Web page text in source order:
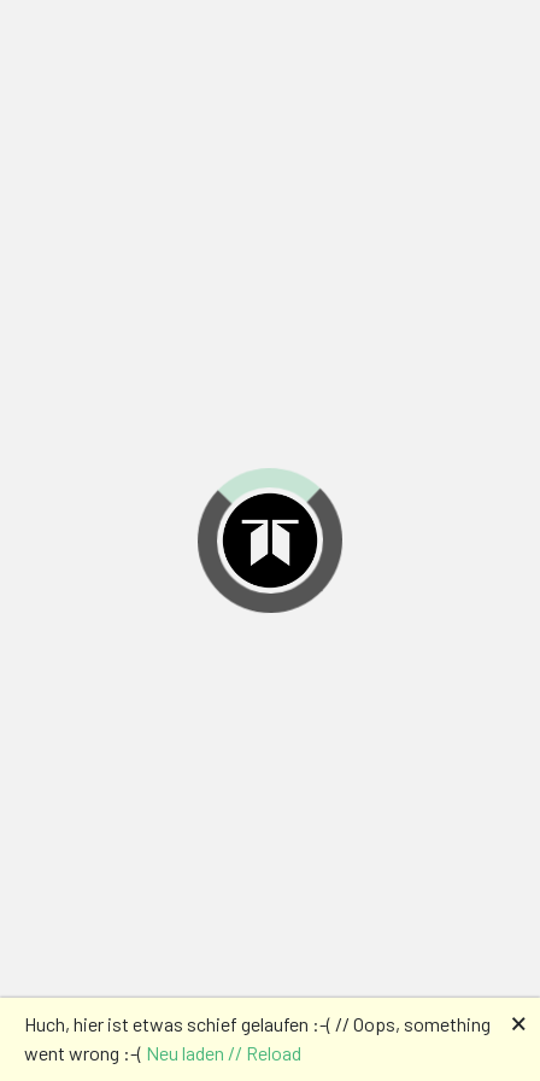
Huch, hier ist etwas schief gelaufen :-( // Oops, something
went wrong :-( Neu laden // Reload
🗙